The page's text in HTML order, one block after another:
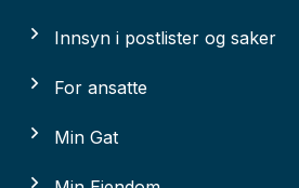
Innsyn i postlister og saker
For ansatte
Min Gat